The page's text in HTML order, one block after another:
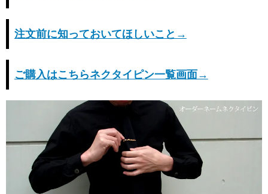
注文前に知っておいてほしいこと→
ご購入はこちらネクタイピン一覧画面→